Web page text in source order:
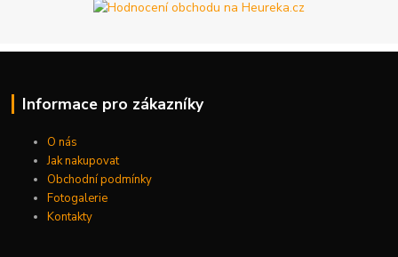
Informace pro zákazníky
O nás
Jak nakupovat
Obchodní podmínky
Fotogalerie
Kontakty